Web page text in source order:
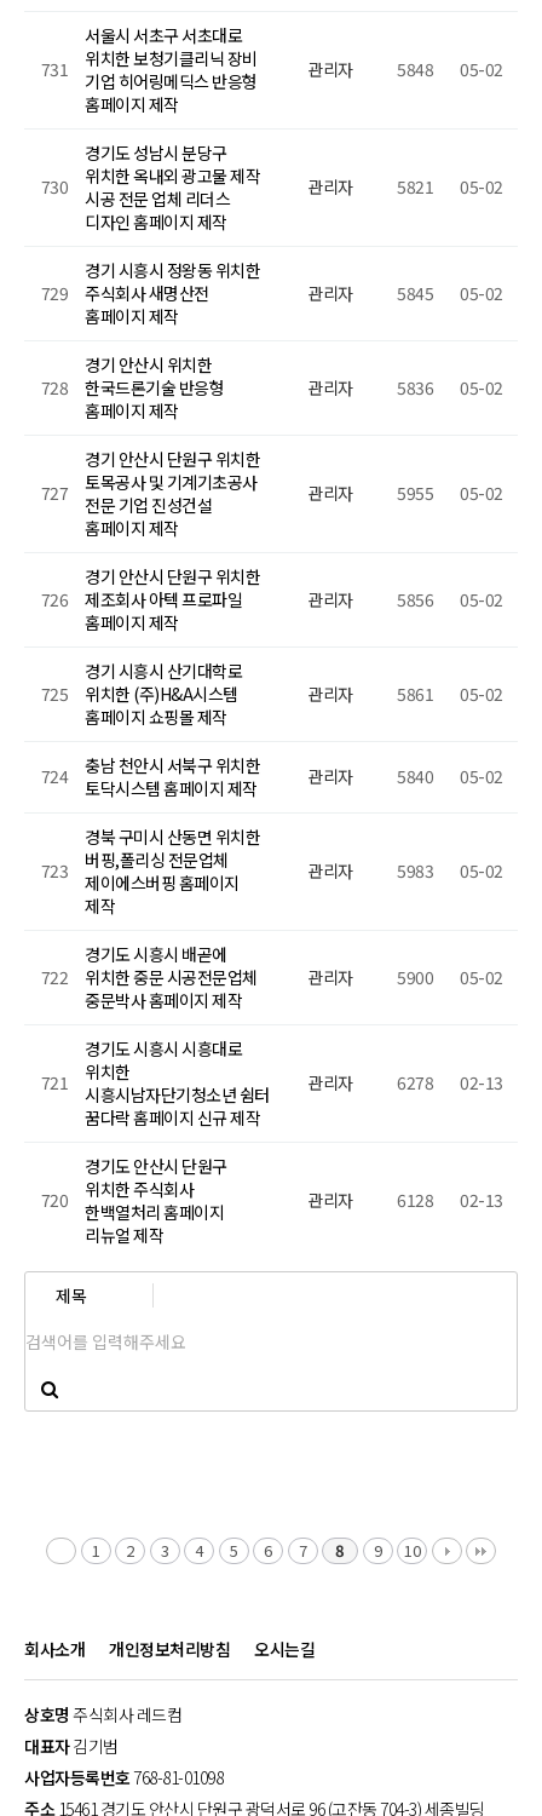
731
서울시 서초구 서초대로
위치한 보청기클리닉 장비
기업 히어링메딕스 반응형
홈페이지 제작
관리자 5848 05-02
730
경기도 성남시 분당구
위치한 옥내외 광고물 제작
시공 전문 업체 리더스
디자인 홈페이지 제작
관리자 5821 05-02
729
경기 시흥시 정왕동 위치한
주식회사 새명산전
홈페이지 제작
관리자 5845 05-02
728
경기 안산시 위치한
한국드론기술 반응형
홈페이지 제작
관리자 5836 05-02
727
경기 안산시 단원구 위치한
토목공사 및 기계기초공사
전문 기업 진성건설
홈페이지 제작
관리자 5955 05-02
726
경기 안산시 단원구 위치한
제조회사 아텍 프로파일
홈페이지 제작
관리자 5856 05-02
725
경기 시흥시 산기대학로
위치한 (주)H&A시스템
홈페이지 쇼핑몰 제작
관리자 5861 05-02
724
충남 천안시 서북구 위치한
토닥시스템 홈페이지 제작
관리자 5840 05-02
723
경북 구미시 산동면 위치한
버핑,폴리싱 전문업체
제이에스버핑 홈페이지
제작
관리자 5983 05-02
722
경기도 시흥시 배곧에
위치한 중문 시공전문업체
중문박사 홈페이지 제작
관리자 5900 05-02
721
경기도 시흥시 시흥대로
위치한
시흥시남자단기청소년 쉼터
꿈다락 홈페이지 신규 제작
관리자 6278 02-13
720
경기도 안산시 단원구
위치한 주식회사
한백열처리 홈페이지
리뉴얼 제작
관리자 6128 02-13
1 2 3 4 5 6 7 8 9 10
회사소개 개인정보처리방침 오시는길
상호명 주식회사 레드컴
대표자김기범
사업자등록번호768-81-01098
주소 15461 경기도 안산시 단원구 광덕서로 96 (고잔동 704-3) 세종빌딩